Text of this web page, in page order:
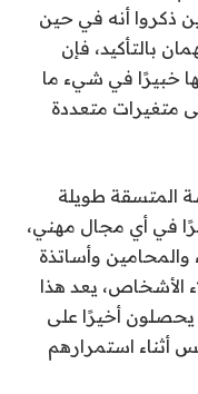
ذكروا أنه في حين
بالتأكيد، فإن
خبيرًا في شيء ما
متغيرات متعددة
المتسقة طويلة
في أي مجال مهني،
والمحامين وأساتذة
الأشخاص، يعد هذا
يحصلون أخيرًا على
أثناء استمرارهم